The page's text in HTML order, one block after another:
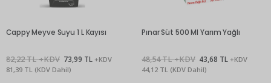
Cappy Meyve Suyu 1 L Kayısı
82,22 TL +KDV 73,99 TL +KDV
81,39 TL (KDV Dahil)
Pınar Süt 500 Ml Yarım Yağlı
48,54 TL +KDV 43,68 TL +KDV
44,12 TL (KDV Dahil)